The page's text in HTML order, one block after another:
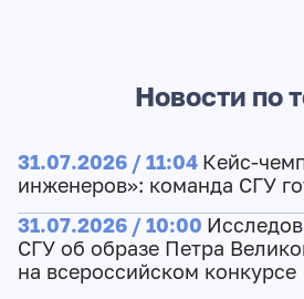
Новости по
31.07.2026 / 11:04 Кейс-
инженеров»: команда СГУ
31.07.2026 / 10:00
СГУ об образе Петра
на всероссийском конкурсе